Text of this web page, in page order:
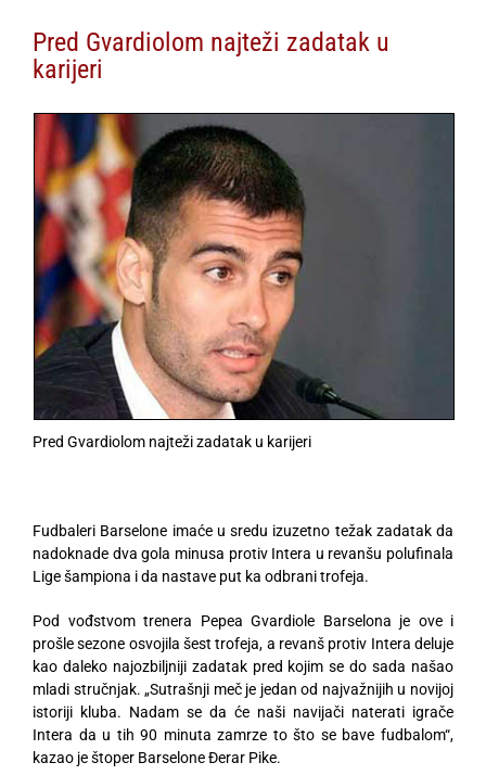
Pred Gvardiolom najteži zadatak u
karijeri
Pred Gvardiolom najteži zadatak u karijeri
Fudbaleri Barselone imaće u sredu izuzetno težak zadatak da
nadoknade dva gola minusa protiv Intera u revanšu polufinala
Lige šampiona i da nastave put ka odbrani trofeja.
Pod vođstvom trenera Pepea Gvardiole Barselona je ove i
prošle sezone osvojila šest trofeja, a revanš protiv Intera deluje
kao daleko najozbiljniji zadatak pred kojim se do sada našao
mladi stručnjak. „Sutrašnji meč je jedan od najvažnijih u novijoj
istoriji kluba. Nadam se da će naši navijači naterati igrače
Intera da u tih 90 minuta zamrze to što se bave fudbalom“,
kazao je štoper Barselone Đerar Pike.